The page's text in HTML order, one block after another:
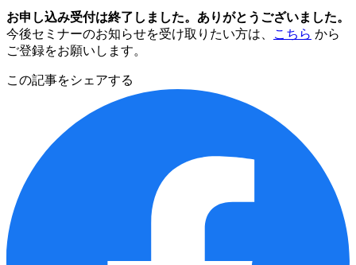
お申し込み受付は終了しました。ありがとうございました。
今後セミナーのお知らせを受け取りたい方は、
こちら から
ご登録をお願いします。
この記事をシェアする